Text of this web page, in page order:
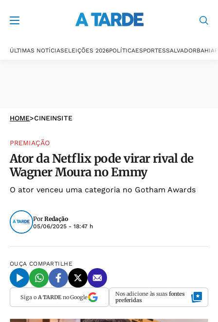
ÚLTIMAS NOTÍCIASELEIÇÕES 2026POLÍTICAESPORTESSALVADORBAHIA
HOME>CINEINSITE
PREMIAÇÃO
Ator da Netflix pode virar rival de
Wagner Moura no Emmy
O ator venceu uma categoria no Gotham Awards
Por Redação
05/06/2025 - 18:47 h
OUÇA COMPARTILHE
Siga o A TARDEno Google Nos adicione às suas fontes
preferidas